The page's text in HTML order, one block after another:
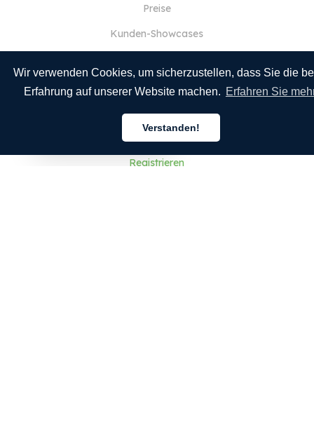
Wir verwenden Cookies, um sicherzustellen, dass Sie die
Erfahrung auf unserer Website machen. Erfahren Sie
Verstanden!
Preise
Kunden-Showcases
FÜR ÜBERSETZER
Registrieren